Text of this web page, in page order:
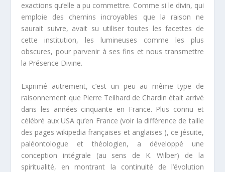
exactions qu’elle a pu commettre. Comme si le divin, qui
emploie des chemins incroyables que la raison ne
saurait suivre, avait su utiliser toutes les facettes de
cette institution, les lumineuses comme les plus
obscures, pour parvenir à ses fins et nous transmettre
la Présence Divine.
Exprimé autrement, c’est un peu au même type de
raisonnement que Pierre Teilhard de Chardin était arrivé
dans les années cinquante en France. Plus connu et
célébré aux USA qu’en France (voir la différence de taille
des pages wikipedia françaises et anglaises ), ce jésuite,
paléontologue et théologien, a développé une
conception intégrale (au sens de K. Wilber) de la
spiritualité, en montrant la continuité de l’évolution